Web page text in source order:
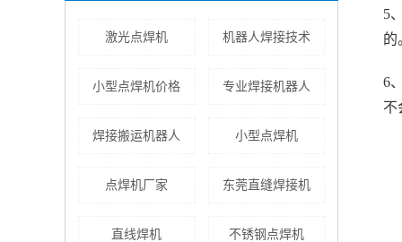
激光点焊机 机器人焊接技术
小型点焊机价格 专业焊接机器人
焊接搬运机器人 小型点焊机
点焊机厂家 东莞直缝焊接机
直线焊机 不锈钢点焊机
5
的
6
不